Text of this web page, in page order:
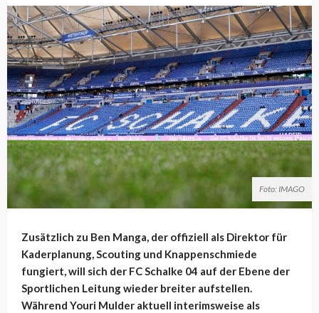
Foto: IMAGO
Zusätzlich zu Ben Manga, der offiziell als Direktor für
Kaderplanung, Scouting und Knappenschmiede
fungiert, will sich der FC Schalke 04 auf der Ebene der
Sportlichen Leitung wieder breiter aufstellen.
Während Youri Mulder aktuell interimsweise als